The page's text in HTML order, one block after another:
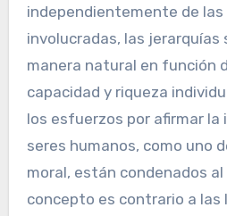
independientemente de
involucradas, las jerarquías
manera natural en función
capacidad y riqueza
los esfuerzos por afirmar la
seres humanos, como uno
moral, están condenados
concepto es contrario a las